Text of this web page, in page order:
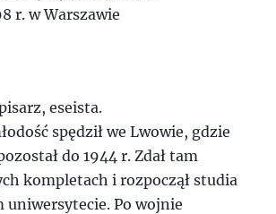
r. w Warszawie
eseista.
spędził we Lwowie, gdzie
do 1944 r. Zdał tam
kompletach i rozpoczął studia
uniwersytecie. Po wojnie